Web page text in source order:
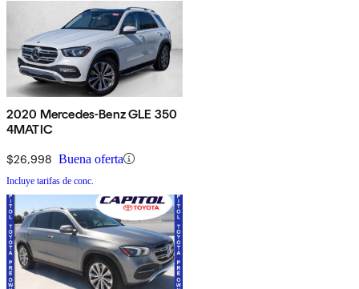
2020 Mercedes-Benz GLE 350
4MATIC
$26,998 Buena oferta
Incluye tarifas de conc.